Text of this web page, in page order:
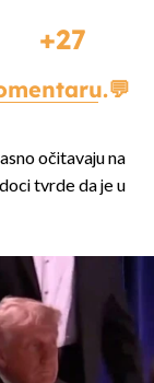
27
očitavaju na
tvrde da je u